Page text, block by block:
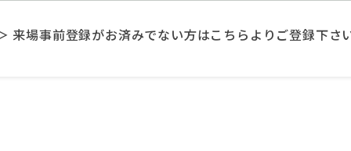
来場事前登録がお済みでない方はこちらよりご登録下さ